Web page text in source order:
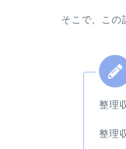
そこで、この
整理
整理